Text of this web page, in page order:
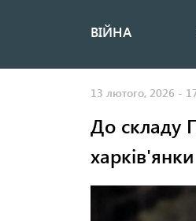
Основная
ВІЙНА
13 лютого, 2026 -
До складу
харків'янки